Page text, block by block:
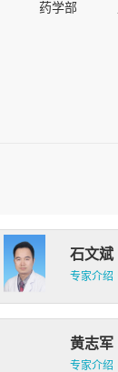
药学部
石文斌
专家介绍
黄志军
专家介绍